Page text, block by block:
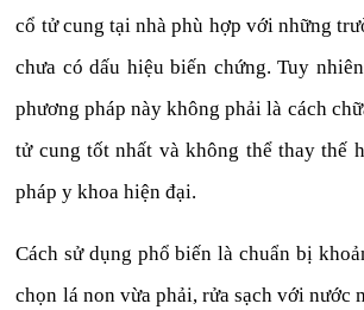
cổ tử cung tại nhà phù hợp với những
chưa có dấu hiệu biến chứng. Tuy
phương pháp này không phải là cách
tử cung tốt nhất và không thể thay thế
pháp y khoa hiện đại.
Cách sử dụng phổ biến là chuẩn bị
chọn lá non vừa phải, rửa sạch với nước